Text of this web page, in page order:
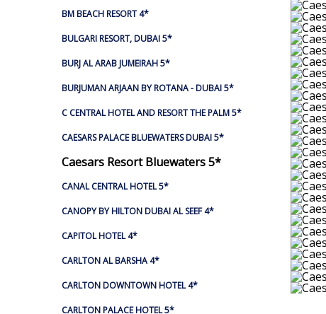
BM BEACH RESORT 4*
BULGARI RESORT, DUBAI 5*
BURJ AL ARAB JUMEIRAH 5*
BURJUMAN ARJAAN BY ROTANA - DUBAI 5*
C CENTRAL HOTEL AND RESORT THE PALM 5*
CAESARS PALACE BLUEWATERS DUBAI 5*
Caesars Resort Bluewaters 5*
CANAL CENTRAL HOTEL 5*
CANOPY BY HILTON DUBAI AL SEEF 4*
CAPITOL HOTEL 4*
CARLTON AL BARSHA 4*
CARLTON DOWNTOWN HOTEL 4*
CARLTON PALACE HOTEL 5*